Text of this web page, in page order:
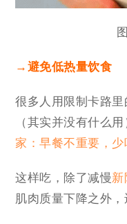
→避免低热量饮食
很多人用限制卡路
（其实并没有什么
家：早餐不重要，
这样吃，除了减慢新
肌肉质量下降之外，